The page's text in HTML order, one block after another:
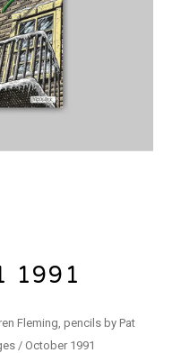
1991
Fleming, pencils by Pat
/ October 1991